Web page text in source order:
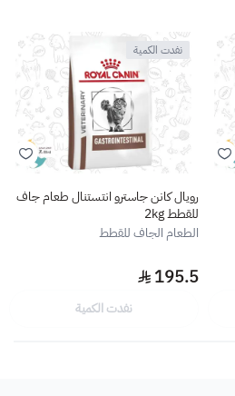
نفدت الكمية
رويال كانن جاسترو انتستنال طعام جاف
للقطط 2kg
الطعام الجاف للقطط
195.5
نفدت الكمية